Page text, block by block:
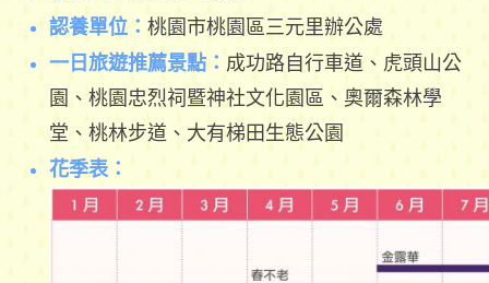
認養單位： 桃園市桃園區三元里辦公處
一日旅遊推薦景點： 成功路自行車道、虎頭山公
園、桃園忠烈祠暨神社文化園區、奧爾森林學
堂、桃林步道、大有梯田生態公園
花季表：